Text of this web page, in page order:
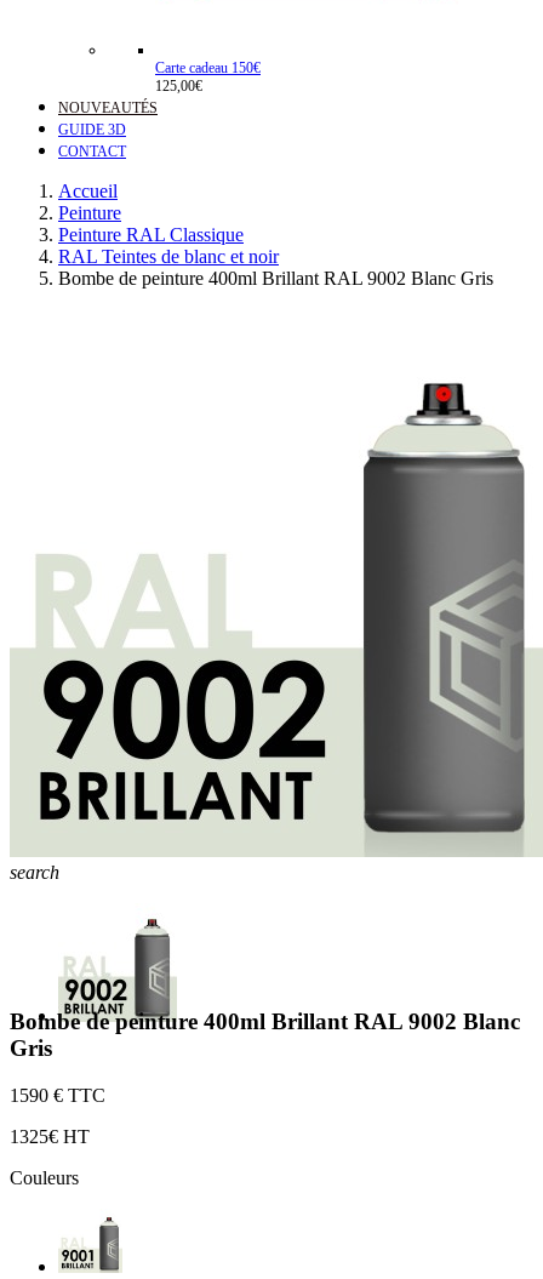
Carte cadeau 150€
125,00€
NOUVEAUTÉS
GUIDE 3D
CONTACT
Accueil
Peinture
Peinture RAL Classique
RAL Teintes de blanc et noir
Bombe de peinture 400ml Brillant RAL 9002 Blanc Gris
search
Bombe de peinture 400ml Brillant RAL 9002 Blanc
Gris
1590 € TTC
1325€ HT
Couleurs